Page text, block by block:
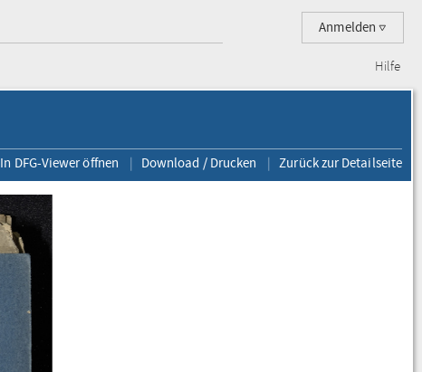
Anmelden
Hilfe
In DFG-Viewer öffnen Download / Drucken Zurück zur Detailseite